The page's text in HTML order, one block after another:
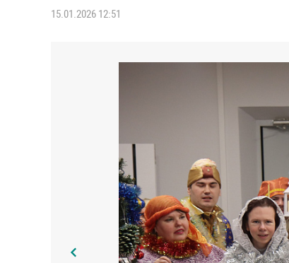
15.01.2026 12:51